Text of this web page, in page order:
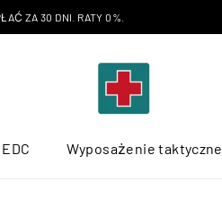
ZA 30 DNI. RATY 0%.
EDC Wyposażenie taktyczne